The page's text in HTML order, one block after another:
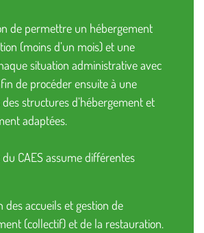
de permettre un hébergement
(moins d’un mois) et une
situation administrative avec
de procéder ensuite à une
structures d’hébergement et
adaptées.
du CAES assume différentes
des accueils et gestion de
(collectif) et de la restauration.